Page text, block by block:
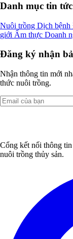
Danh mục tin tức
Nuôi trồng Dịch bệnh
giới Ẩm thực Doanh
Đăng ký nhận
Nhận thông tin mới
thức nuôi trồng.
Cổng kết nối thông
nuôi trồng thủy sản.